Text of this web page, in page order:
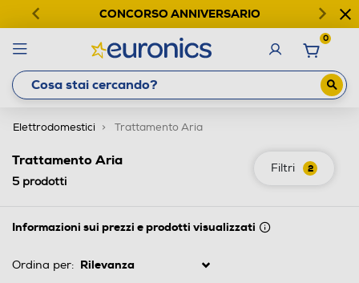
CONCORSO ANNIVERSARIO
0
Elettrodomestici Trattamento Aria
Filtri 2
Trattamento Aria
5 prodotti
Informazioni sui prezzi e prodotti visualizzati
Ordina per: